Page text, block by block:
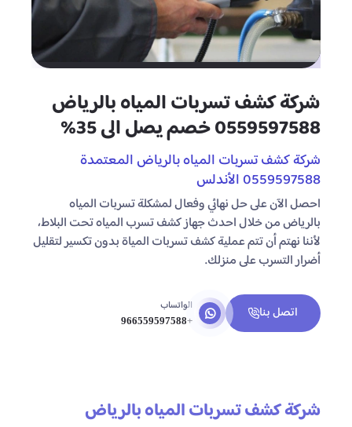
شركة كشف تسربات المياه بالرياض
0559597588 خصم يصل الى 35%
شركة كشف تسربات المياه بالرياض المعتمدة
0559597588 الأندلس
احصل الآن على حل نهائي وفعال لمشكلة تسربات المياه
بالرياض من خلال احدث جهاز كشف تسرب المياه تحت البلاط،
لأننا نهتم أن تتم عملية كشف تسربات المياة بدون تكسير لتقليل
أضرار التسرب على منزلك.
اتصل بنا الواتساب
+966559597588
شركة كشف تسربات المياه بالرياض